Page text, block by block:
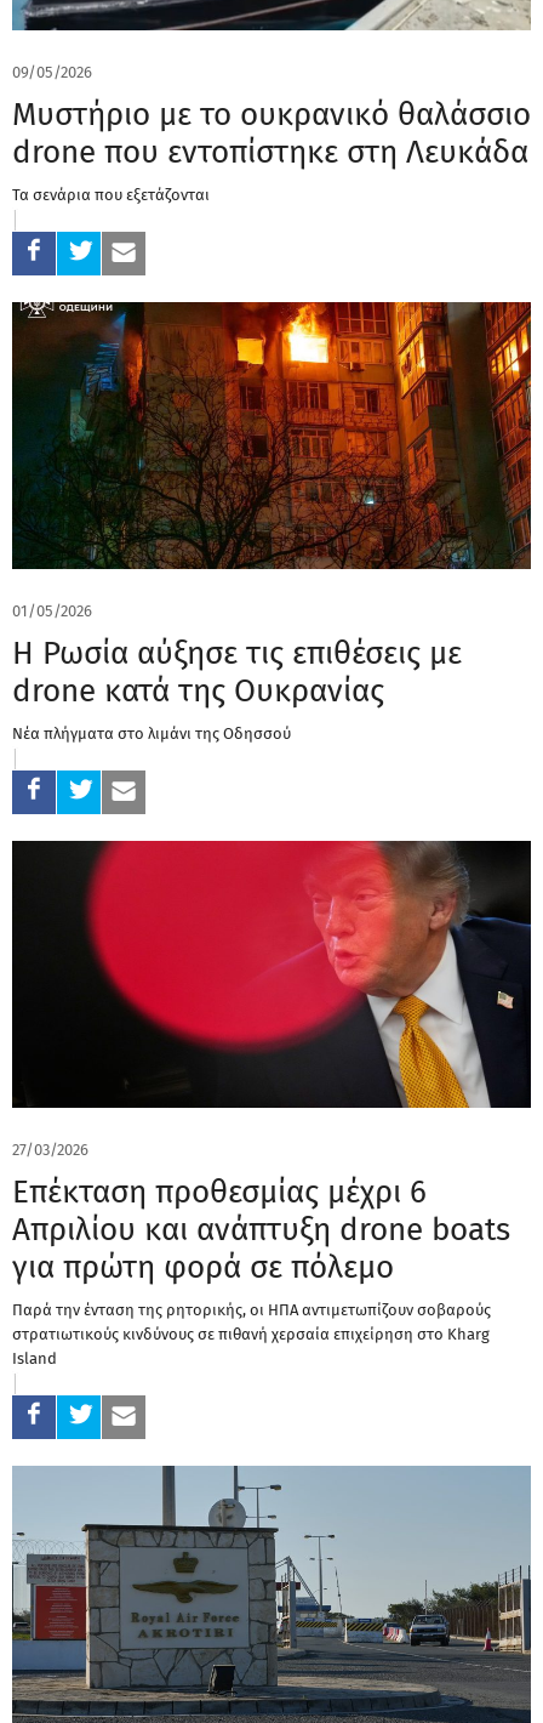
09/05/2026
Μυστήριο με το ουκρανικό θαλάσσιο
drone που εντοπίστηκε στη Λευκάδα
Τα σενάρια που εξετάζονται
01/05/2026
Η Ρωσία αύξησε τις επιθέσεις με
drone κατά της Ουκρανίας
Νέα πλήγματα στο λιμάνι της Οδησσού
27/03/2026
Επέκταση προθεσμίας μέχρι 6
Απριλίου και ανάπτυξη drone boats
για πρώτη φορά σε πόλεμο
Παρά την ένταση της ρητορικής, οι ΗΠΑ αντιμετωπίζουν σοβαρούς
στρατιωτικούς κινδύνους σε πιθανή χερσαία επιχείρηση στο Kharg
Island